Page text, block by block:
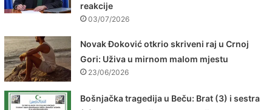
reakcije
03/07/2026
Novak Đoković otkrio skriveni raj u Crnoj
Gori: Uživa u mirnom malom mjestu
23/06/2026
Bošnjačka tragedija u Beču: Brat (3) i sestra